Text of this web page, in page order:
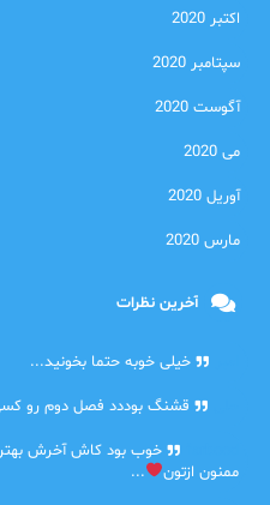
اکتبر 2020
سپتامبر 2020
آگوست 2020
می 2020
آوریل 2020
مارس 2020
آخرین نظرات
خیلی خوبه حتما بخونید...
قشنگ بوددد فصل دوم رو
خوب بود کاش آخرش
ممنون ازتون
...